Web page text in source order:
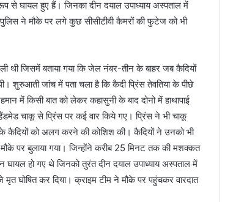
से घायल हुए हैं। जिनका दीन दयाल उपाध्याय अस्पताल में
ने मौके पर लगे कुछ सीसीटीवी कैमरों की फुटेज को भी
थी जिसमें बताया गया कि जेल नंबर-तीन के बाहर जब कैदियों
शुरुआती जांच में पता चला है कि कैदी प्रिंस तेवतिया के पीछे
में किसी बात को लेकर कहासुनी के बाद दोनो में हाथापाई
चाकू से प्रिंस पर कई वार किये गए। प्रिंस ने भी चाकू
के कैदियों को अलग करने की कोशिश की। कैदियों ने उनको भी
पर बुलाया गया। जिन्होंने करीब 25 मिनट तक की मशक्कत
घायल हो गए थे जिनको तुरंत दीन दयाल उपाध्याय अस्पताल में
मृत घोषित कर दिया। क्राइम टीम ने मौके पर पहुंचकर वारदात